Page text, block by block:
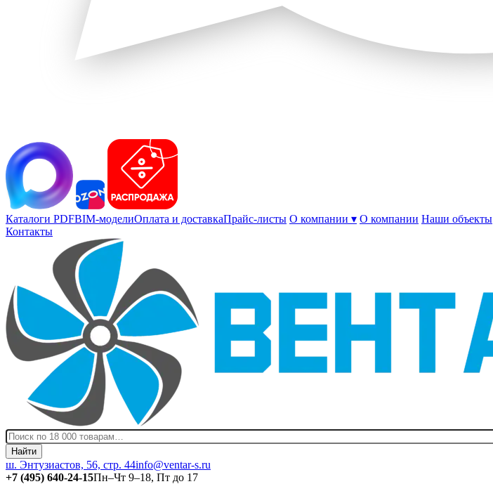
Каталоги PDFBIM-моделиОплата и доставкаПрайс-листы О компании ▾ О компании Наши объекты
Контакты
Найти
ш. Энтузиастов, 56, стр. 44info@ventar-s.ru
+7 (495) 640-24-15Пн–Чт 9–18, Пт до 17